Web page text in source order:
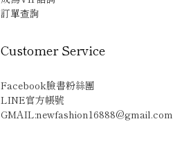
訂單查詢
Customer Service
Facebook臉書粉絲團
LINE官方帳號
GMAIL:newfashion16888@gmail.com